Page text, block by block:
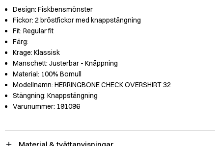
Design: Fiskbensmönster
Fickor: 2 bröstfickor med knappstängning
Fit: Regular fit
Färg:
Krage: Klassisk
Manschett: Justerbar - Knäppning
Material: 100% Bomull
Modellnamn: HERRINGBONE CHECK OVERSHIRT 32
Stängning: Knappstängning
Varunummer: 191096